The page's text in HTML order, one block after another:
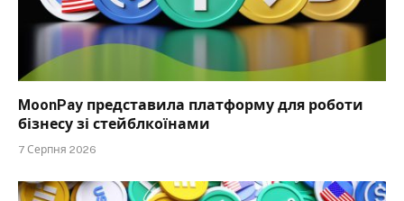
MoonPay представила платформу для роботи
бізнесу зі стейблкоїнами
7 Серпня 2026